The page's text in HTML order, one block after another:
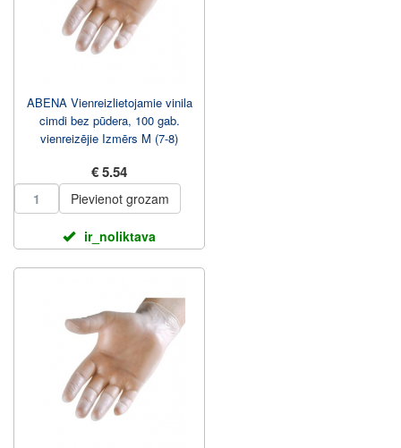
ABENA Vienreizlietojamie vinila
cimdi bez pūdera, 100 gab.
vienreizējie Izmērs M (7-8)
€ 5.54
Pievienot grozam
ir_noliktava